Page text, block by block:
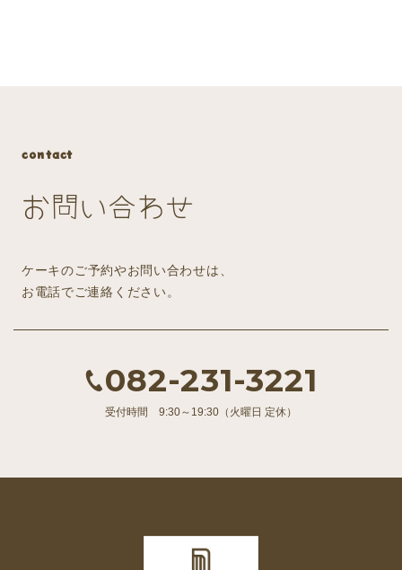
contact
お問い合わせ
ケーキのご予約やお問い合わせは、
お電話でご連絡ください。
082-231-3221
受付時間 9:30～19:30（火曜日 定休）